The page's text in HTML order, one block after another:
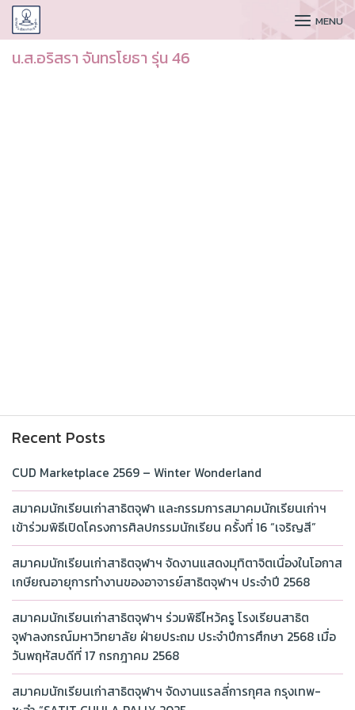
CUDAA MENU
น.ส.อริสรา จันทรโยธา รุ่น 46
Recent Posts
CUD Marketplace 2569 – Winter Wonderland
สมาคมนักเรียนเก่าสาธิตจุฬา และกรรมการสมาคมนักเรียนเก่าฯ
เข้าร่วมพิธีเปิดโครงการศิลปกรรมนักเรียน ครั้งที่ 16 “เจริญสี”
สมาคมนักเรียนเก่าสาธิตจุฬาฯ จัดงานแสดงมุทิตาจิตเนื่องในโอกาส
เกษียณอายุการทำงานของอาจารย์สาธิตจุฬาฯ ประจำปี 2568
สมาคมนักเรียนเก่าสาธิตจุฬาฯ ร่วมพิธีไหว้ครู โรงเรียนสาธิต
จุฬาลงกรณ์มหาวิทยาลัย ฝ่ายประถม ประจำปีการศึกษา 2568 เมื่อ
วันพฤหัสบดีที่ 17 กรกฎาคม 2568
สมาคมนักเรียนเก่าสาธิตจุฬาฯ จัดงานแรลลี่การกุศล กรุงเทพ-